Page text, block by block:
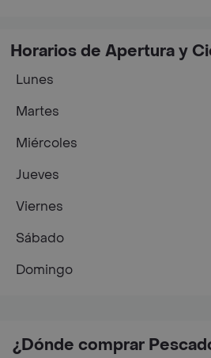
¿Dónde comprar
Horarios de Apertura y
Lunes
Martes
Miércoles
Jueves
Viernes
Sábado
Domingo